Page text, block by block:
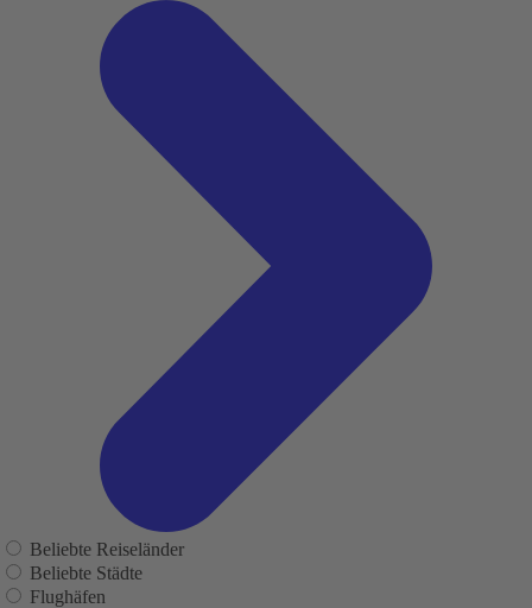
Beliebte Reiseländer
Beliebte Städte
Flughäfen